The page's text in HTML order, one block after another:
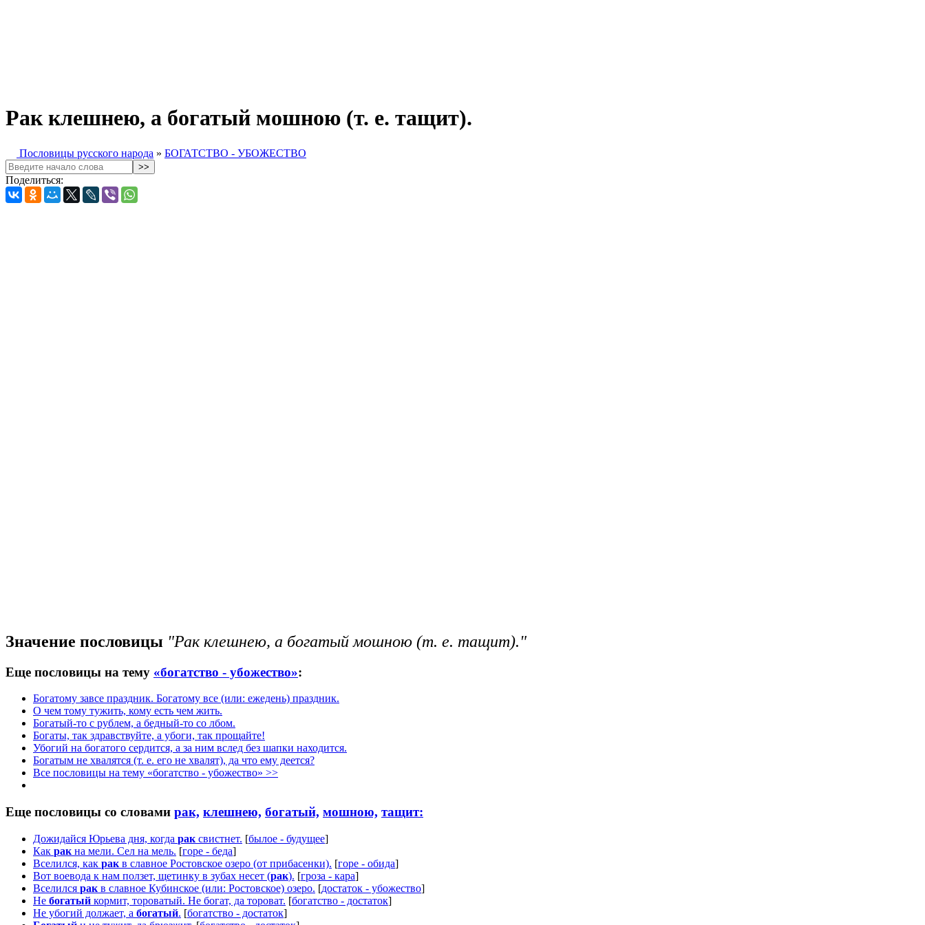
Рак клешнею, а богатый мошною (т. е. тащит).
Пословицы русского народа » БОГАТСТВО - УБОЖЕСТВО
Поделиться:
Значение пословицы "Рак клешнею, а богатый мошною (т. е. тащит)."
Еще пословицы на тему «богатство - убожество»:
Богатому завсе праздник. Богатому все (или: ежедень) праздник.
О чем тому тужить, кому есть чем жить.
Богатый-то с рублем, а бедный-то со лбом.
Богаты, так здравствуйте, а убоги, так прощайте!
Убогий на богатого сердится, а за ним вслед без шапки находится.
Богатым не хвалятся (т. е. его не хвалят), да что ему деется?
Все пословицы на тему «богатство - убожество» >>
Еще пословицы со словами рак, клешнею, богатый, мошною, тащит:
Дожидайся Юрьева дня, когда рак свистнет. [былое - будущее]
Как рак на мели. Сел на мель. [горе - беда]
Вселился, как рак в славное Ростовское озеро (от прибасенки). [горе - обида]
Вот воевода к нам ползет, щетинку в зубах несет (рак). [гроза - кара]
Вселился рак в славное Кубинское (или: Ростовское) озеро. [достаток - убожество]
Не богатый кормит, тороватый. Не богат, да тороват. [богатство - достаток]
Не убогий должает, а богатый. [богатство - достаток]